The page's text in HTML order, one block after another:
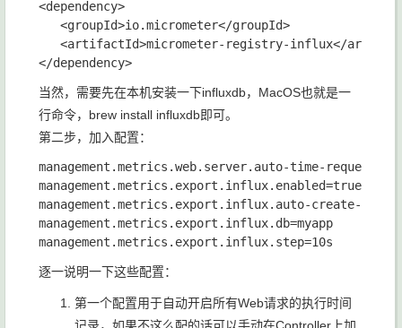
<dependency>
   <groupId>io.micrometer</groupId>
<artifactId>micrometer-registry-influx</
当然，需要先在本机安装一下influxdb，MacOS也就是一
行命令，brew install influxdb即可。
第二步，加入配置：
management.metrics.web.server.auto-time-
management.metrics.export.influx.enabled=true
management.metrics.export.influx.auto-create-
management.metrics.export.influx.db=myapp
逐一说明一下这些配置：
第一个配置用于自动开启所有Web请求的执行时间